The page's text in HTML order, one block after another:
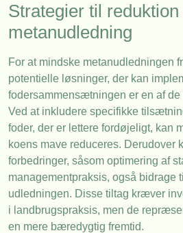
Strategier til reduktion
metanudledning
For at mindske metanudledningen
potentielle løsninger, der kan
fodersammensætningen er en af
Ved at inkludere specifikke
foder, der er lettere fordøjeligt, kan
koens mave reduceres. Derudover
forbedringer, såsom optimering af
managementpraksis, også bidrage
udledningen. Disse tiltag kræver
i landbrugspraksis, men de
en mere bæredygtig fremtid.